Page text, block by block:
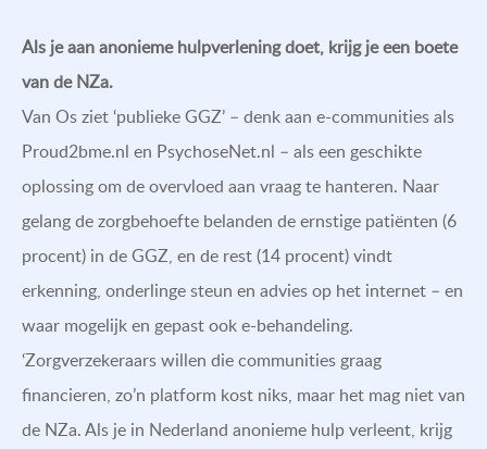
Als je aan anonieme hulpverlening doet, krijg je een boete
van de NZa.
Van Os ziet ‘publieke GGZ’ – denk aan e-communities als
Proud2bme.nl en PsychoseNet.nl – als een geschikte
oplossing om de overvloed aan vraag te hanteren. Naar
gelang de zorgbehoefte belanden de ernstige patiënten (6
procent) in de GGZ, en de rest (14 procent) vindt
erkenning, onderlinge steun en advies op het internet – en
waar mogelijk en gepast ook e-behandeling.
‘Zorgverzekeraars willen die communities graag
financieren, zo’n platform kost niks, maar het mag niet van
de NZa. Als je in Nederland anonieme hulp verleent, krijg